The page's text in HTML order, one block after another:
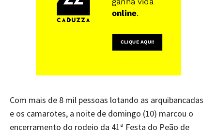
Com mais de 8 mil pessoas lotando as arquibancadas
e os camarotes, a noite de domingo (10) marcou o
encerramento do rodeio da 41ª Festa do Peão de